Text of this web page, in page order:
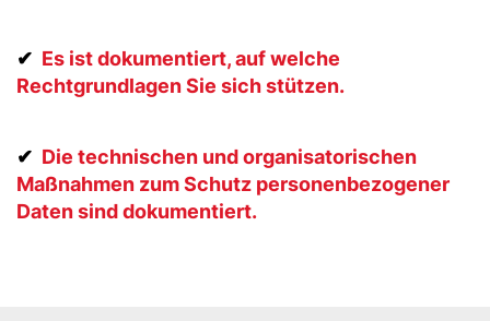
✔ Es ist dokumentiert, auf welche
Rechtgrundlagen Sie sich stützen.
✔ Die technischen und organisatorischen
Maßnahmen zum Schutz personenbezogener
Daten sind dokumentiert.